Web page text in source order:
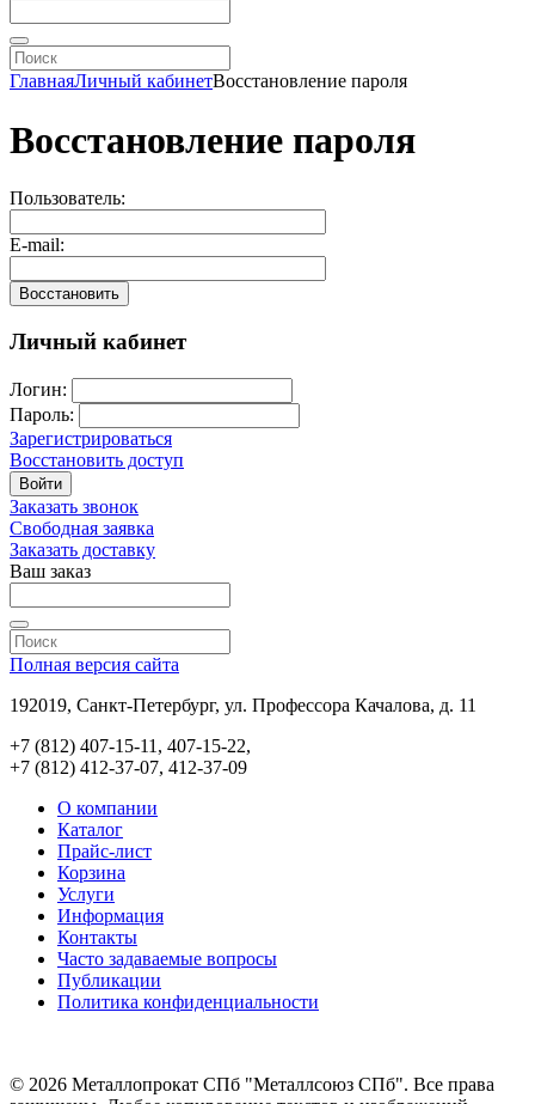
ГлавнаяЛичный кабинетВосстановление пароля
Восстановление пароля
Пользователь:
E-mail:
Восстановить
Личный кабинет
Логин:
Пароль:
Зарегистрироваться
Восстановить доступ
Войти
Заказать звонок
Свободная заявка
Заказать доставку
Ваш заказ
Полная версия сайта
192019, Санкт-Петербург, ул. Профессора Качалова, д. 11
+7 (812) 407-15-11, 407-15-22,
+7 (812) 412-37-07, 412-37-09
О компании
Каталог
Прайс-лист
Корзина
Услуги
Информация
Контакты
Часто задаваемые вопросы
Публикации
Политика конфиденциальности
© 2026 Металлопрокат СПб "Металлсоюз СПб". Все права